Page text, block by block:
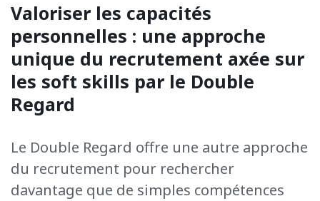
Valoriser les capacités
personnelles : une approche
unique du recrutement axée sur
les soft skills par le Double
Regard
Le Double Regard offre une autre approche
du recrutement pour rechercher
davantage que de simples compétences